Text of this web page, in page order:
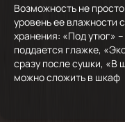
Возможность не
уровень ее влажности
хранения: «Под утюг»
поддается глажке,
сразу после сушки, «В
можно сложить в шкаф